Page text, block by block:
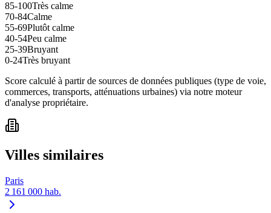
85-100Très calme
70-84Calme
55-69Plutôt calme
40-54Peu calme
25-39Bruyant
0-24Très bruyant
Score calculé à partir de sources de données publiques (type de voie,
commerces, transports, atténuations urbaines) via notre moteur
d'analyse propriétaire.
Villes similaires
Paris
2 161 000 hab.